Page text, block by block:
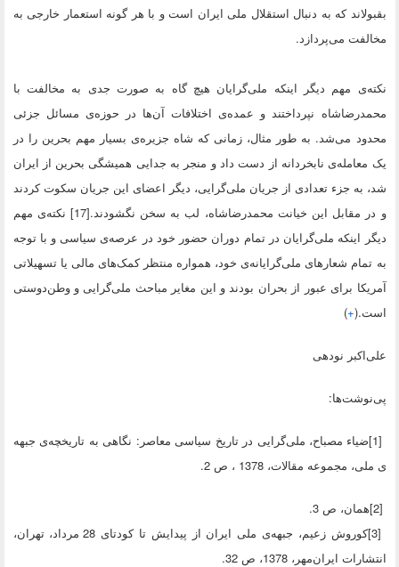
بقبولاند که به دنبال استقلال ملی ایران است و با هر گونه استعمار خارجی به
مخالفت می‌پردازد.
نکته‌ی مهم دیگر اینکه ملی‌گرایان هیچ گاه به صورت جدی به مخالفت با
محمدرضاشاه نپرداختند و عمده‌ی اختلافات آن‌ها در حوزه‌ی مسائل جزئی
محدود می‌شد. به طور مثال، زمانی که شاه جزیره‌ی بسیار مهم بحرین را در
یک معامله‌ی نابخردانه از دست داد و منجر به جدایی همیشگی بحرین از ایران
شد، به جزء تعدادی از جریان ملی‌گرایی، دیگر اعضای این جریان سکوت کردند
و در مقابل این خیانت محمدرضاشاه، لب به سخن نگشودند.[17] نکته‌ی مهم
دیگر اینکه ملی‌گرایان در تمام دوران حضور خود در عرصه‌ی سیاسی و با توجه
به تمام شعارهای ملی‌گرایانه‌ی خود، همواره منتظر کمک‌های مالی یا تسهیلاتی
آمریکا برای عبور از بحران بودند و این مغایر مباحث ملی‌گرایی و وطن‌دوستی
است.(+
)
علی‌اکبر نودهی
پی‌نوشت‌ها:
[1]ضیاء مصباح، ملی‌گرایی در تاریخ سیاسی معاصر: نگاهی به تاریخچه‌ی جبهه
ی ملی، مجموعه مقالات، 1378 ، ص 2.
[2]همان، ص 3.
[3]کوروش زعیم، جبهه‌ی ملی ایران از پیدایش تا کودتای 28 مرداد، تهران،
انتشارات ایران‌مهر، 1378، ص 32.